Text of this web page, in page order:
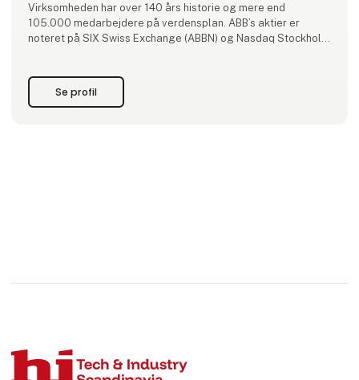
Virksomheden har over 140 års historie og mere end
105.000 medarbejdere på verdensplan. ABB’s aktier er
noteret på SIX Swiss Exchange (ABBN) og Nasdaq Stockholm
Se profil